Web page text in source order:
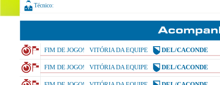
Técnico:
FIM DE JOGO! VITÓRIA DA EQUIPE DEL/CACONDE
FIM DE JOGO! VITÓRIA DA EQUIPE DEL/CACONDE